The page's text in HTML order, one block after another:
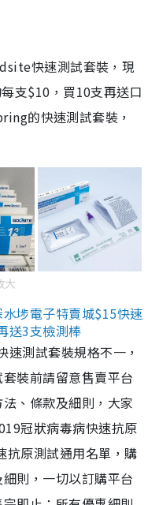
快速測試套裝，現
支$10，買10支再送口
的快速測試套裝，
大
埗電子特賣城$15快速
送3支檢測棒
測試套裝規格不一，
裝前請留意售賣平台
、條款及細則，大家
冠狀病毒病快速抗原
抗原測試通用名單，購
則，一切以訂購平台